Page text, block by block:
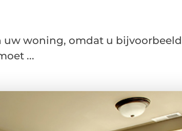
uw woning, omdat u
...